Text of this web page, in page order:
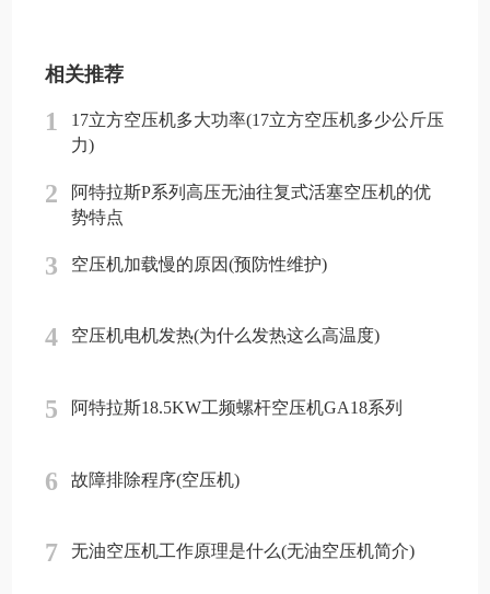
相关推荐
1
17立方空压机多大功率(17立方空压机多少公斤压
力)
2
阿特拉斯P系列高压无油往复式活塞空压机的优
势特点
3 空压机加载慢的原因(预防性维护)
4 空压机电机发热(为什么发热这么高温度)
5 阿特拉斯18.5KW工频螺杆空压机GA18系列
6 故障排除程序(空压机)
7 无油空压机工作原理是什么(无油空压机简介)